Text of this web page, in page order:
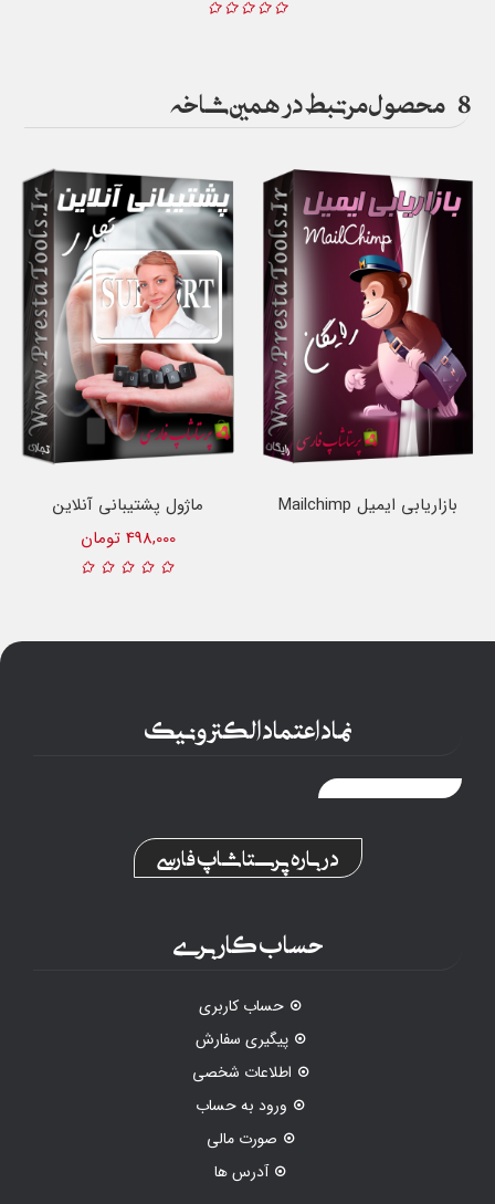
8 محصول مرتبط در همین شاخه
ماژول پشتیبانی آنلاین
498,000 تومان
بازاریابی ایمیل Mailchimp
نماد اعتماد الکترونیک
درباره پرستاشاپ فارسی
حساب کاربری
حساب کاربری
پیگیری سفارش
اطلاعات شخصی
ورود به حساب
صورت مالی
آدرس ها